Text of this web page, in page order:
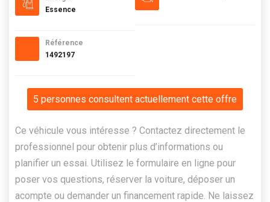
Essence
Référence
1492197
5 personnes consultent actuellement cette offre
Ce véhicule vous intéresse ? Contactez directement le
professionnel pour obtenir plus d’informations ou
planifier un essai. Utilisez le formulaire en ligne pour
poser vos questions, réserver la voiture, déposer un
acompte ou demander un financement rapide. Ne laissez